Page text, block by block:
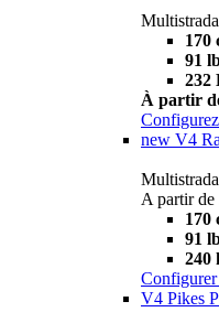
170
91
232
À partir
Configurez
new V4
A partir
170
91
240
Configurer
V4 Pikes